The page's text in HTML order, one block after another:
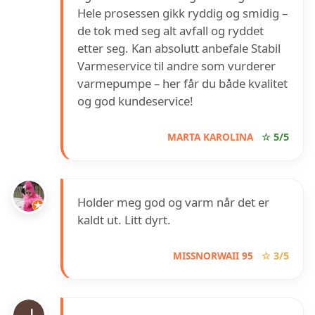
Hele prosessen gikk ryddig og smidig –
de tok med seg alt avfall og ryddet
etter seg. Kan absolutt anbefale Stabil
Varmeservice til andre som vurderer
varmepumpe – her får du både kvalitet
og god kundeservice!
MARTA KAROLINA ☆ 5/5
Holder meg god og varm når det er
kaldt ut. Litt dyrt.
MISSNORWAII 95 ☆ 3/5